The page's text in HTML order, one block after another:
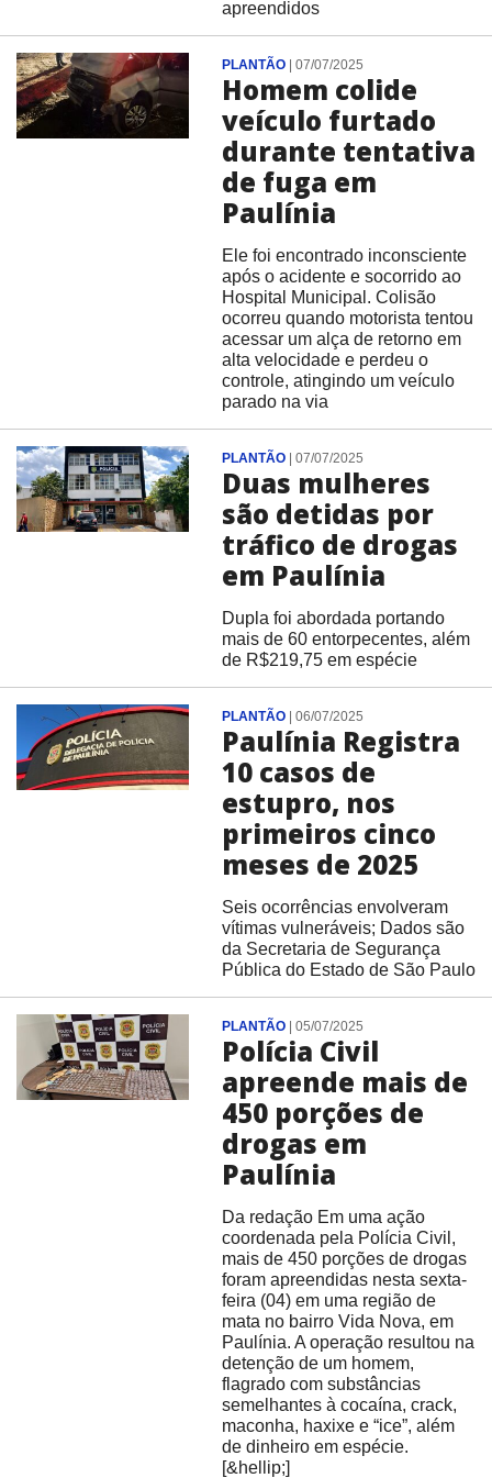
apreendidos
PLANTÃO| 07/07/2025
Homem colide
veículo furtado
durante tentativa
de fuga em
Paulínia
Ele foi encontrado inconsciente
após o acidente e socorrido ao
Hospital Municipal. Colisão
ocorreu quando motorista tentou
acessar um alça de retorno em
alta velocidade e perdeu o
controle, atingindo um veículo
parado na via
PLANTÃO| 07/07/2025
Duas mulheres
são detidas por
tráfico de drogas
em Paulínia
Dupla foi abordada portando
mais de 60 entorpecentes, além
de R$219,75 em espécie
PLANTÃO| 06/07/2025
Paulínia Registra
10 casos de
estupro, nos
primeiros cinco
meses de 2025
Seis ocorrências envolveram
vítimas vulneráveis; Dados são
da Secretaria de Segurança
Pública do Estado de São Paulo
PLANTÃO| 05/07/2025
Polícia Civil
apreende mais de
450 porções de
drogas em
Paulínia
Da redação Em uma ação
coordenada pela Polícia Civil,
mais de 450 porções de drogas
foram apreendidas nesta sexta-
feira (04) em uma região de
mata no bairro Vida Nova, em
Paulínia. A operação resultou na
detenção de um homem,
flagrado com substâncias
semelhantes à cocaína, crack,
maconha, haxixe e “ice”, além
de dinheiro em espécie.
[&hellip;]